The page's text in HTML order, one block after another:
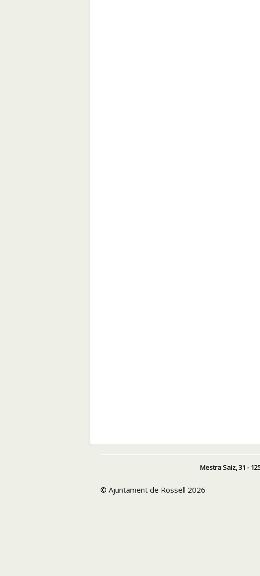
Mestra Saiz, 31 -
© Ajuntament de Rossell 2026